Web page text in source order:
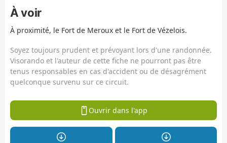
À voir
À proximité, le Fort de Meroux et le Fort de Vézelois.
Soyez toujours prudent et prévoyant lors d'une randonnée.
Visorando et l'auteur de cette fiche ne pourront pas être
tenus responsables en cas d'accident ou de désagrément
quelconque survenu sur ce circuit.
Ouvrir dans l'app